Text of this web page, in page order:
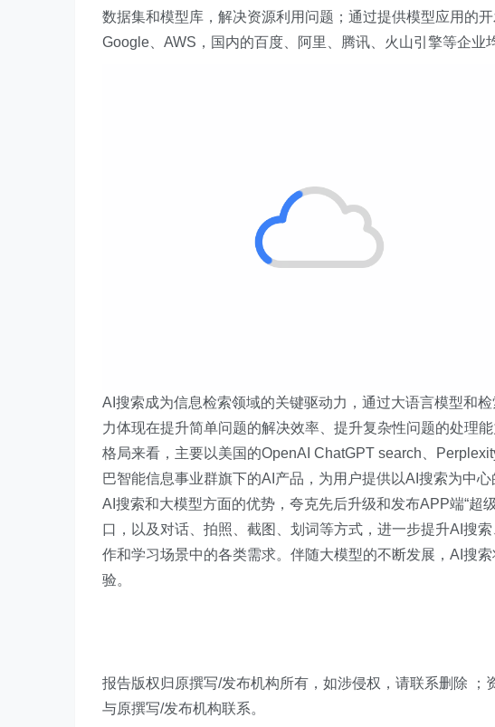
数据集和模型库，解决资源利用问题；通过提供模型应用的
Google、AWS，国内的百度、阿里、腾讯、火山引擎等企业
AI搜索成为信息检索领域的关键驱动力，通过大语言模型和
力体现在提升简单问题的解决效率、提升复杂性问题的处理
格局来看，主要以美国的OpenAI ChatGPT search、
巴智能信息事业群旗下的AI产品，为用户提供以AI搜索为中心
AI搜索和大模型方面的优势，夸克先后升级和发布APP端“超
口，以及对话、拍照、截图、划词等方式，进一步提升AI搜
作和学习场景中的各类需求。伴随大模型的不断发展，AI搜
验。
报告版权归原撰写/发布机构所有，如涉侵权，请联系删除
与原撰写/发布机构联系。